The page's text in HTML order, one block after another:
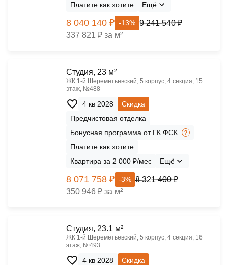
Платите как хотите
Ещё
8 040 140 ₽ -13% 9 241 540 ₽
337 821 ₽ за м²
Cтудия, 23 м²
ЖК 1‑й Шереметьевский, 5 корпус, 4 секция, 15
этаж, №488
4 кв 2028
Скидка
Предчистовая отделка
Бонусная программа от ГК ФСК
Платите как хотите
Квартира за 2 000 ₽/мес
Ещё
8 071 758 ₽ -3% 8 321 400 ₽
350 946 ₽ за м²
Cтудия, 23.1 м²
ЖК 1‑й Шереметьевский, 5 корпус, 4 секция, 16
этаж, №493
4 кв 2028
Скидка